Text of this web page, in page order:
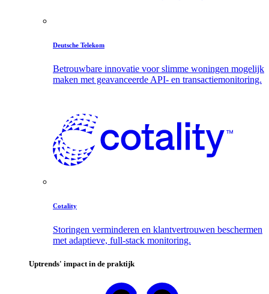
Deutsche Telekom
Betrouwbare innovatie voor slimme woningen mogelijk
maken met geavanceerde API- en transactiemonitoring.
Cotality
Storingen verminderen en klantvertrouwen beschermen
met adaptieve, full-stack monitoring.
Uptrends' impact in de praktijk